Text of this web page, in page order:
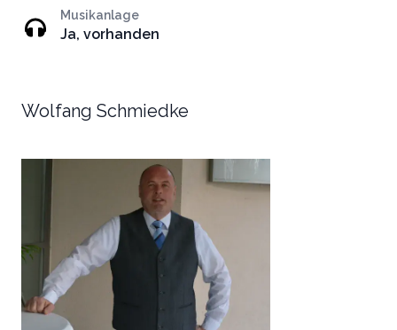
Musikanlage
Ja, vorhanden
Wolfang Schmiedke